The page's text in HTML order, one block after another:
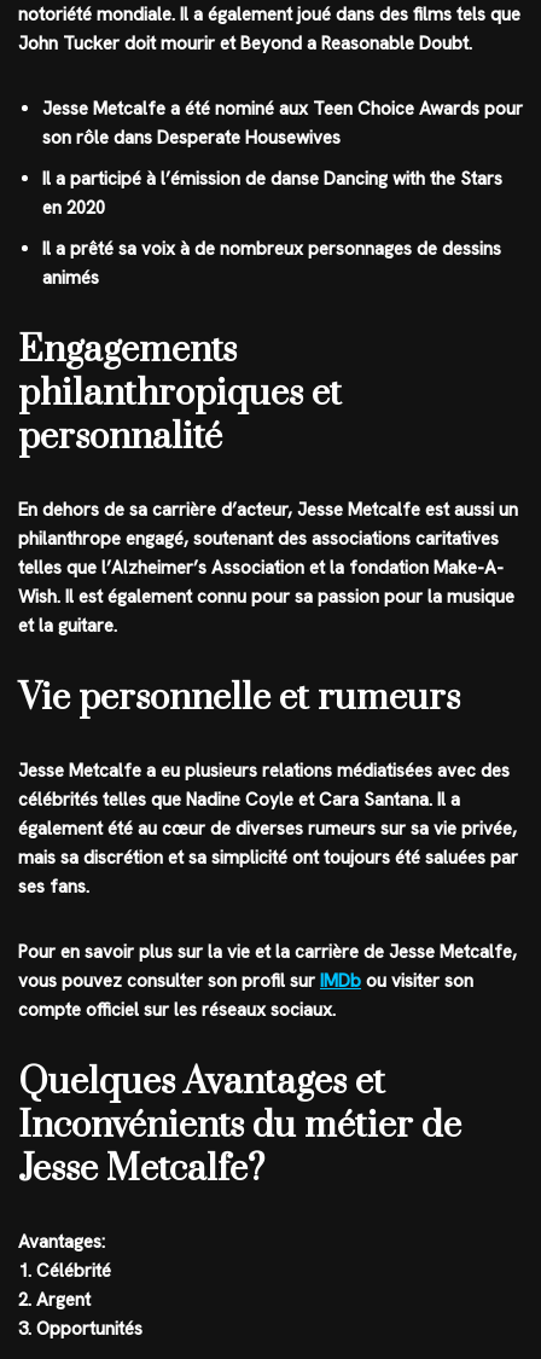
notoriété mondiale. Il a également joué dans des films tels que
John Tucker doit mourir et Beyond a Reasonable Doubt.
Jesse Metcalfe a été nominé aux Teen Choice Awards pour
son rôle dans Desperate Housewives
Il a participé à l’émission de danse Dancing with the Stars
en 2020
Il a prêté sa voix à de nombreux personnages de dessins
animés
Engagements
philanthropiques et
personnalité
En dehors de sa carrière d’acteur, Jesse Metcalfe est aussi un
philanthrope engagé, soutenant des associations caritatives
telles que l’Alzheimer’s Association et la fondation Make-A-
Wish. Il est également connu pour sa passion pour la musique
et la guitare.
Vie personnelle et rumeurs
Jesse Metcalfe a eu plusieurs relations médiatisées avec des
célébrités telles que Nadine Coyle et Cara Santana. Il a
également été au cœur de diverses rumeurs sur sa vie privée,
mais sa discrétion et sa simplicité ont toujours été saluées par
ses fans.
Pour en savoir plus sur la vie et la carrière de Jesse Metcalfe,
vous pouvez consulter son profil sur IMDb ou visiter son
compte officiel sur les réseaux sociaux.
Quelques Avantages et
Inconvénients du métier de
Jesse Metcalfe?
Avantages:
1. Célébrité
2. Argent
3. Opportunités